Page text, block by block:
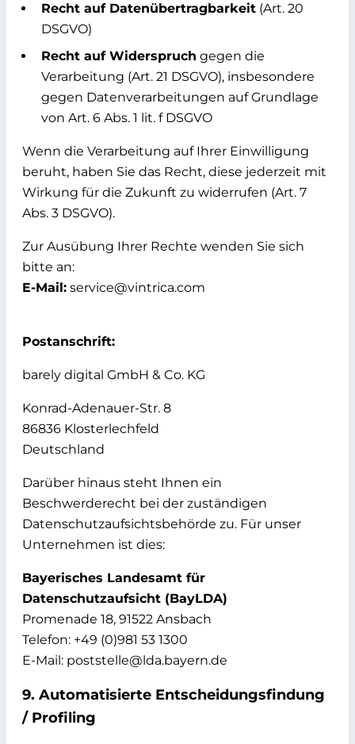
Recht auf Datenübertragbarkeit (Art. 20
DSGVO)
Recht auf Widerspruch gegen die
Verarbeitung (Art. 21 DSGVO), insbesondere
gegen Datenverarbeitungen auf Grundlage
von Art. 6 Abs. 1 lit. f DSGVO
Wenn die Verarbeitung auf Ihrer Einwilligung
beruht, haben Sie das Recht, diese jederzeit mit
Wirkung für die Zukunft zu widerrufen (Art. 7
Abs. 3 DSGVO).
Zur Ausübung Ihrer Rechte wenden Sie sich
bitte an:
E-Mail: service@vintrica.com
Postanschrift:
barely digital GmbH & Co. KG
Konrad-Adenauer-Str. 8
86836 Klosterlechfeld
Deutschland
Darüber hinaus steht Ihnen ein
Beschwerderecht bei der zuständigen
Datenschutzaufsichtsbehörde zu. Für unser
Unternehmen ist dies:
Bayerisches Landesamt für
Datenschutzaufsicht (BayLDA)
Promenade 18, 91522 Ansbach
Telefon: +49 (0)981 53 1300
E-Mail: poststelle@lda.bayern.de
9. Automatisierte Entscheidungsfindung
/ Profiling